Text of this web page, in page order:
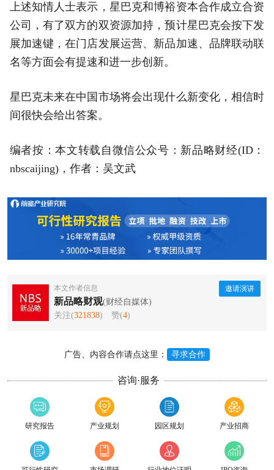
上述知情人士表示，星巴克和博裕资本合作成立合资
公司，有了双方的双资源加持，预计星巴克会按下发
展加速键，在门店发展运营、新品加速、品牌联动联
名等方面会有提速和进一步创新。
星巴克未来在中国市场将会出现什么新变化，相信时
间很快会给出答案。
编者按：本文转载自微信公众号：新品略财经(ID：
nbscaijing)，作者：吴文武
本文作者信息
新品略财观(财经自媒体)
关注(321838) 赞(4)
邀请演讲
广告、内容合作请点这里： 寻求合作
咨询·服务
研究报告 产业规划 园区规划 产业招商